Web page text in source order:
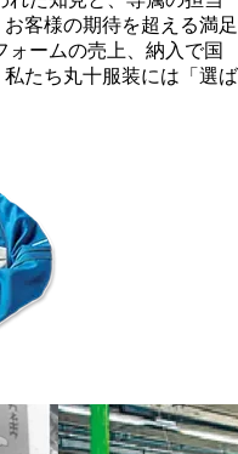
客様の期待を超える満足
ォームの売上、納入で国
たち丸十服装には「選ば